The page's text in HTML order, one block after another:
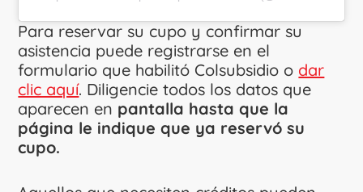
Para reservar su cupo y confirmar su
asistencia puede registrarse en el
formulario que habilitó Colsubsidio o dar
clic aquí. Diligencie todos los datos que
aparecen en pantalla hasta que la
página le indique que ya reservó su
cupo.